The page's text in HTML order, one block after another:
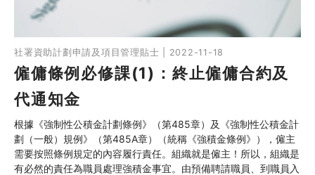
社署資助計劃申請及項目管理貼士 | 2022-11-18
僱傭條例必修課(1)：終止僱傭合約及
代通知金
根據《強制性公積金計劃條例》（第485章）及《強制性公積金計
劃（一般）規例》（第485A章）（統稱《強積金條例》），僱主
需要按照條例規定的內容履行責任。組織就是僱主！所以，組織是
有必然的責任為職員處理強積金事宜。由預備聘請職員、到職員入